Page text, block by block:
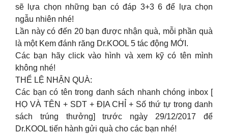
sẽ lựa chọn những bạn có đáp 3+3 6 để lựa chọn
ngẫu nhiên nhé!
Lần này có đến 20 bạn được nhận quà, mỗi phần quà
là một Kem đánh răng Dr.KOOL 5 tác động MỚI.
Các bạn hãy click vào hình và xem kỹ có tên mình
không nhé!
THỂ LỆ NHẬN QUÀ:
Các bạn có tên trong danh sách nhanh chóng inbox [
HỌ VÀ TÊN + SDT + ĐỊA CHỈ + Số thứ tự trong danh
sách trúng thưởng] trước ngày 29/12/2017 để
Dr.KOOL tiến hành gửi quà cho các bạn nhé!